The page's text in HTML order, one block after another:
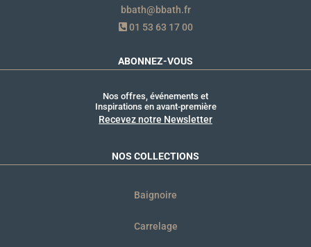
bbath@bbath.fr
01 53 63 17 00
ABONNEZ-VOUS
Nos offres, événements et
Inspirations en avant-première
Recevez notre Newsletter
NOS COLLECTIONS
Baignoire
Carrelage